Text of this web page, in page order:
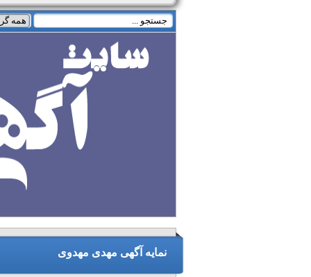
تدریس خصوصی زبان تدریس خصوصی
تدریس خصوصی موسیقی
پزشکی
نمایه آگهی مهدی مهدوی